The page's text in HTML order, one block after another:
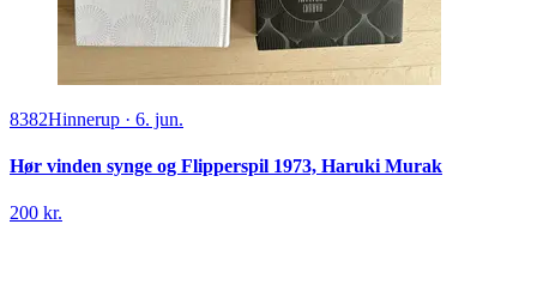
8382Hinnerup · 6. jun.
Hør vinden synge og Flipperspil 1973, Haruki Murak
200 kr.